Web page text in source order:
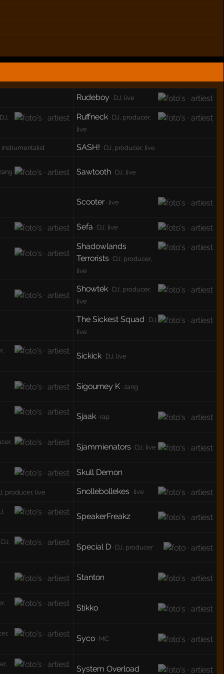
Rudeboy · DJ, live
Ruffneck · DJ, producer,
live
instrumentalist SASH! · DJ, producer, live
Sawtooth · DJ, live
Scooter · live
Sefa · DJ, live
Shadowlands
Terrorists · DJ, producer,
live
Showtek · DJ, producer,
live
The Sickest Squad · DJ,
live
Sickick · DJ, live
Sigourney K · zang
Sjaak · rap
Sjammienators · DJ, live
Skull Demon
producer, live Snollebollekes · live
SpeakerFreakz
Special D · DJ, producer
Stanton
Stikko
Syco · MC
System Overload